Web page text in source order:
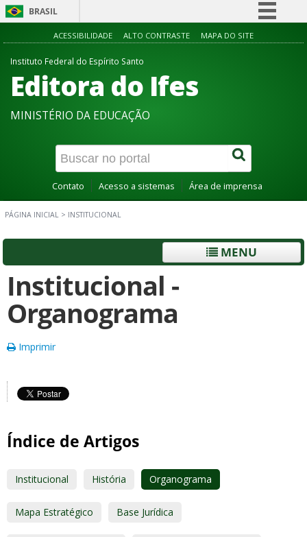
BRASIL
Simplifique!
Acesso à informação
Canais
ACESSIBILIDADE ALTO CONTRASTE MAPA DO SITE
Instituto Federal do Espírito Santo
Editora do Ifes
MINISTÉRIO DA EDUCAÇÃO
Contato Acesso a sistemas Área de imprensa
PÁGINA INICIAL > INSTITUCIONAL
MENU
Institucional -
Organograma
Imprimir
Índice de Artigos
Institucional História Organograma
Mapa Estratégico Base Jurídica